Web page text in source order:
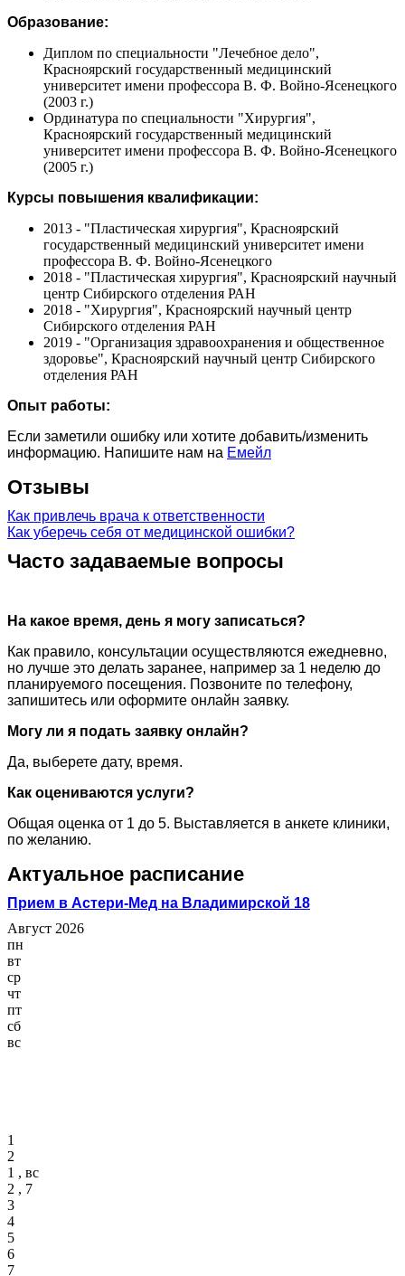
Образование:
Диплом по специальности "Лечебное дело",
Красноярский государственный медицинский
университет имени профессора В. Ф. Войно-Ясенецкого
(2003 г.)
Ординатура по специальности "Хирургия",
Красноярский государственный медицинский
университет имени профессора В. Ф. Войно-Ясенецкого
(2005 г.)
Курсы повышения квалификации:
2013 - "Пластическая хирургия", Красноярский
государственный медицинский университет имени
профессора В. Ф. Войно-Ясенецкого
2018 - "Пластическая хирургия", Красноярский научный
центр Сибирского отделения РАН
2018 - "Хирургия", Красноярский научный центр
Сибирского отделения РАН
2019 - "Организация здравоохранения и общественное
здоровье", Красноярский научный центр Сибирского
отделения РАН
Опыт работы:
Если заметили ошибку или хотите добавить/изменить
информацию. Напишите нам на Емейл
Отзывы
Как привлечь врача к ответственности
Как уберечь себя от медицинской ошибки?
Часто задаваемые вопросы
На какое время, день я могу записаться?
Как правило, консультации осуществляются ежедневно,
но лучше это делать заранее, например за 1 неделю до
планируемого посещения. Позвоните по телефону,
запишитесь или оформите онлайн заявку.
Могу ли я подать заявку онлайн?
Да, выберете дату, время.
Как оцениваются услуги?
Общая оценка от 1 до 5. Выставляется в анкете клиники,
по желанию.
Актуальное расписание
Прием в Астери-Мед на Владимирской 18
Август 2026
пн
вт
ср
чт
пт
сб
вс
1
2
1 , вс
2 , 7
3
4
5
6
7